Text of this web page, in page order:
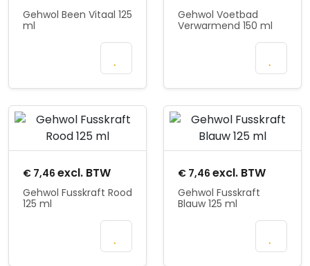
Gehwol Been Vitaal 125
ml
Gehwol Voetbad
Verwarmend 150 ml
Product openen
€ 7,46 excl. BTW
Gehwol Fusskraft Rood
125 ml
Product openen
€ 7,46 excl. BTW
Gehwol Fusskraft
Blauw 125 ml